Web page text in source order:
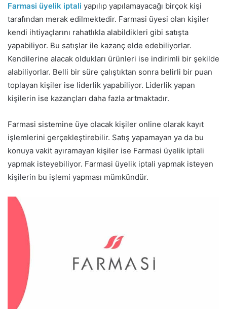
Farmasi üyelik iptali yapılıp yapılamayacağı birçok kişi
tarafından merak edilmektedir. Farmasi üyesi olan kişiler
kendi ihtiyaçlarını rahatlıkla alabildikleri gibi satışta
yapabiliyor. Bu satışlar ile kazanç elde edebiliyorlar.
Kendilerine alacak oldukları ürünleri ise indirimli bir şekilde
alabiliyorlar. Belli bir süre çalıştıktan sonra belirli bir puan
toplayan kişiler ise liderlik yapabiliyor. Liderlik yapan
kişilerin ise kazançları daha fazla artmaktadır.
Farmasi sistemine üye olacak kişiler online olarak kayıt
işlemlerini gerçekleştirebilir. Satış yapamayan ya da bu
konuya vakit ayıramayan kişiler ise Farmasi üyelik iptali
yapmak isteyebiliyor. Farmasi üyelik iptali yapmak isteyen
kişilerin bu işlemi yapması mümkündür.